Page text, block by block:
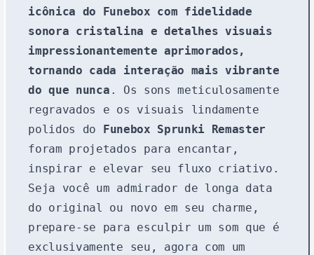
icônica do Funebox com fidelidade
sonora cristalina e detalhes visuais
impressionantemente aprimorados,
tornando cada interação mais vibrante
do que nunca . Os sons meticulosamente
regravados e os visuais lindamente
polidos do
Funebox Sprunki Remaster
foram projetados para encantar,
inspirar e elevar seu fluxo criativo.
Seja você um admirador de longa data
do original ou novo em seu charme,
prepare-se para esculpir um som que é
exclusivamente seu, agora com um